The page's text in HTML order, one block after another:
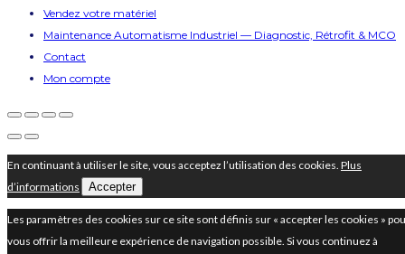
Vendez votre matériel
Maintenance Automatisme Industriel — Diagnostic, Rétrofit & MCO
Contact
Mon compte
En continuant à utiliser le site, vous acceptez l’utilisation des cookies. Plus
d’informations
Accepter
Les paramètres des cookies sur ce site sont définis sur « accepter les cookies »
vous offrir la meilleure expérience de navigation possible. Si vous continuez à